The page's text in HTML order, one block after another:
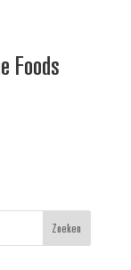
Foods
Zoeken